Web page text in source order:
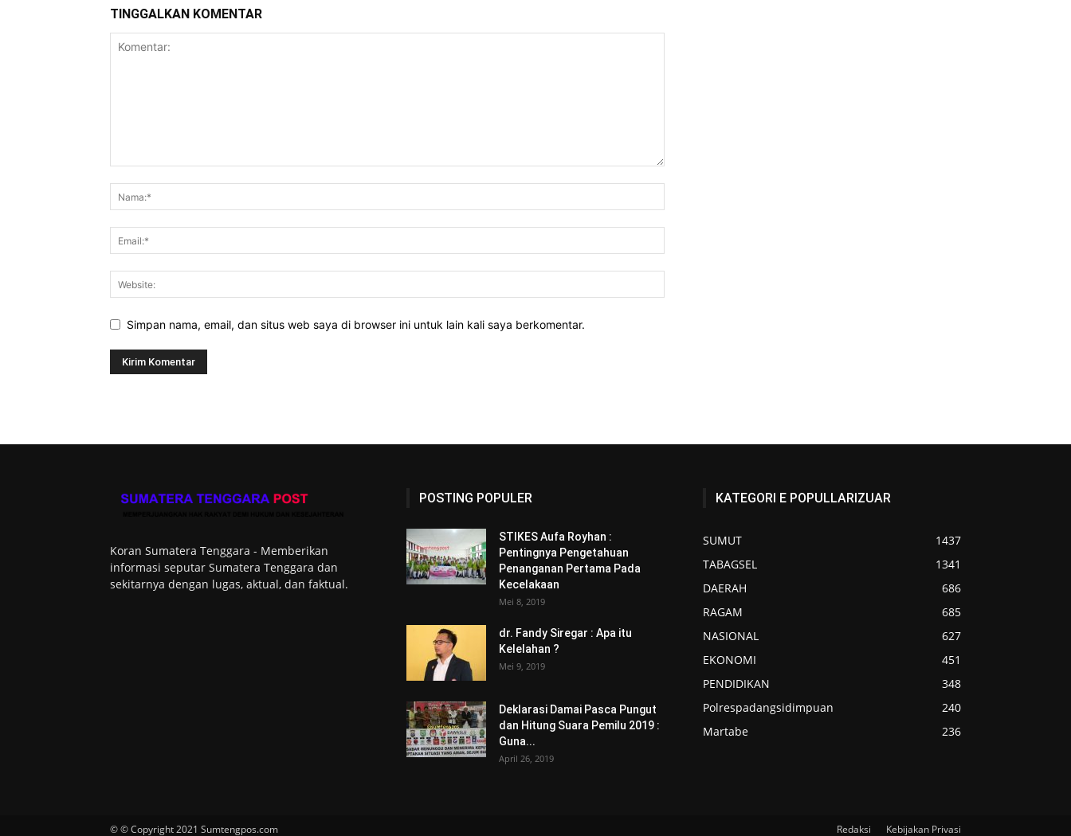
TINGGALKAN KOMENTAR
Simpan nama, email, dan situs web saya di browser ini untuk lain kali saya berkomentar.
Koran Sumatera Tenggara - Memberikan
informasi seputar Sumatera Tenggara dan
sekitarnya dengan lugas, aktual, dan faktual.
POSTING POPULER
STIKES Aufa Royhan :
Pentingnya Pengetahuan
Penanganan Pertama Pada
Kecelakaan
Mei 8, 2019
dr. Fandy Siregar : Apa itu
Kelelahan ?
Mei 9, 2019
Deklarasi Damai Pasca Pungut
dan Hitung Suara Pemilu 2019 :
Guna...
April 26, 2019
KATEGORI E POPULLARIZUAR
SUMUT
1437
TABAGSEL
1341
DAERAH
686
RAGAM
685
NASIONAL
627
EKONOMI
451
PENDIDIKAN
348
Polrespadangsidimpuan
240
Martabe
236
Redaksi Kebijakan Privasi
© © Copyright 2021 Sumtengpos.com